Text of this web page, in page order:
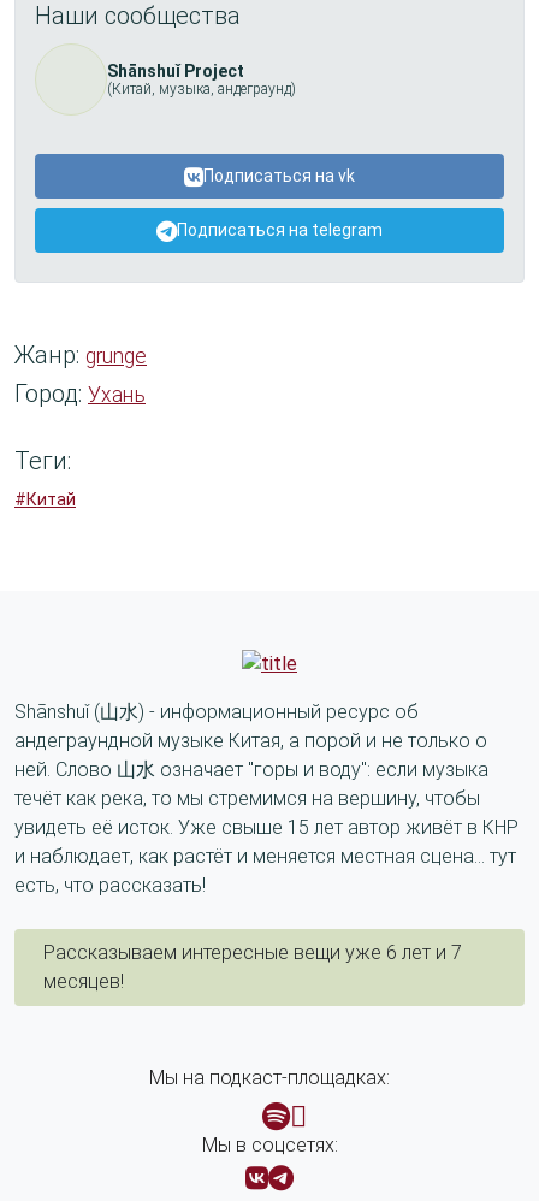
Наши сообщества
Shānshuǐ Project
(Китай, музыка, андеграунд)
Подписаться на vk
Подписаться на telegram
Жанр: grunge
Город: Ухань
Теги:
#Китай
Shānshuǐ (山水) - информационный ресурс об
андеграундной музыке Китая, а порой и не только о
ней. Слово 山水 означает "горы и воду": если музыка
течёт как река, то мы стремимся на вершину, чтобы
увидеть её исток. Уже свыше 15 лет автор живёт в КНР
и наблюдает, как растёт и меняется местная сцена... тут
есть, что рассказать!
Рассказываем интересные вещи уже 6 лет и 7
месяцев!
Мы на подкаст-площадках:
Мы в соцсетях: